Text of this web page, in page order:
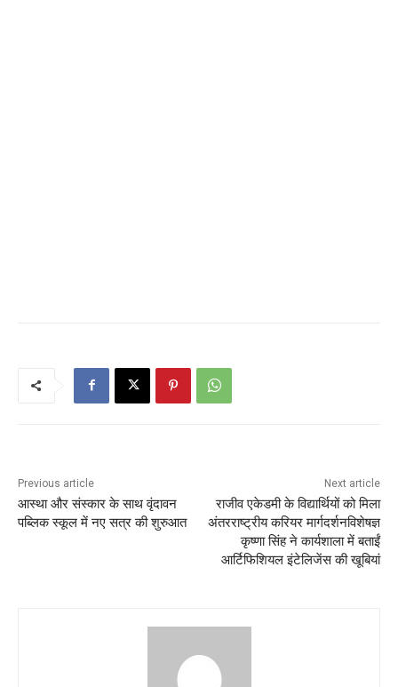
Previous article
आस्था और संस्कार के साथ वृंदावन
पब्लिक स्कूल में नए सत्र की शुरुआत
Next article
राजीव एकेडमी के विद्यार्थियों को मिला
अंतरराष्ट्रीय करियर मार्गदर्शनविशेषज्ञ
कृष्णा सिंह ने कार्यशाला में बताईं
आर्टिफिशियल इंटेलिजेंस की खूबियां